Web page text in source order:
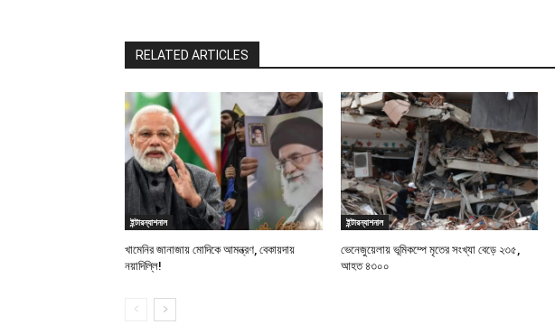
RELATED ARTICLES
ইন্টারন্যাশনাল
খামেনির জানাজায় মোদিকে আমন্ত্রণ, বেকায়দায়
নয়াদিল্লি!
ইন্টারন্যাশনাল
ভেনেজুয়েলায় ভূমিকম্পে মৃতের সংখ্যা বেড়ে ২৩৫,
আহত ৪৩০০